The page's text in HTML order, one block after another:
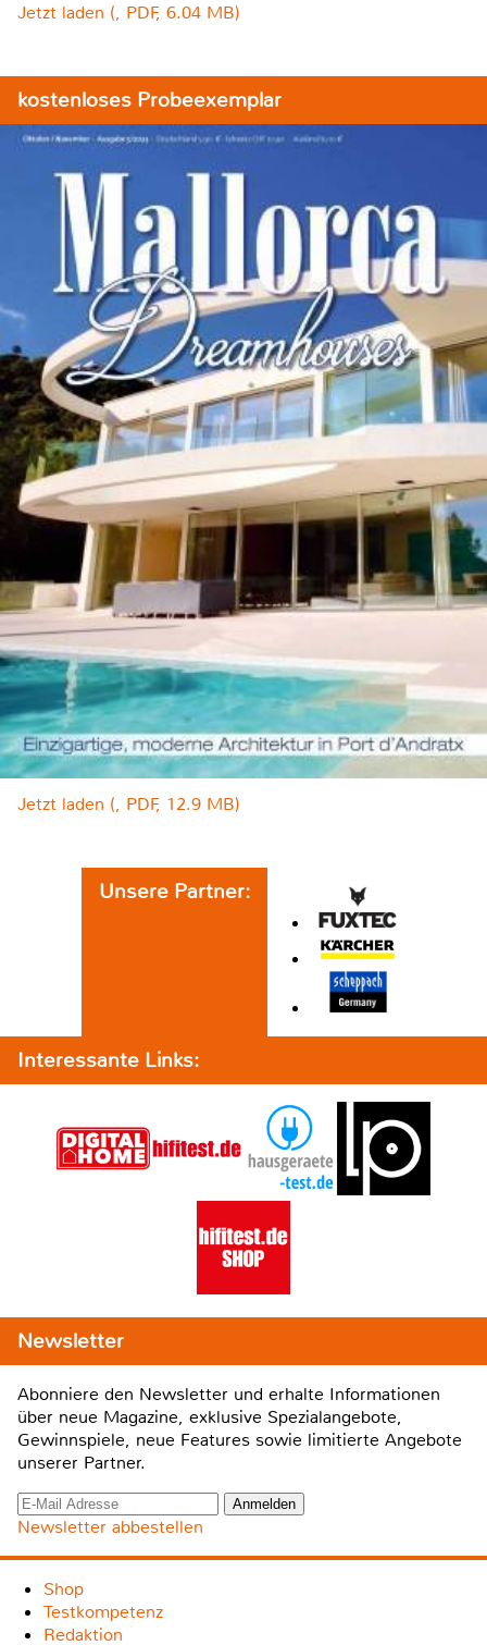
Jetzt laden (, PDF, 6.04 MB)
kostenloses Probeexemplar
Jetzt laden (, PDF, 12.9 MB)
Unsere Partner:
Interessante Links:
Newsletter
Abonniere den Newsletter und erhalte Informationen
über neue Magazine, exklusive Spezialangebote,
Gewinnspiele, neue Features sowie limitierte Angebote
unserer Partner.
Newsletter abbestellen
Shop
Testkompetenz
Redaktion